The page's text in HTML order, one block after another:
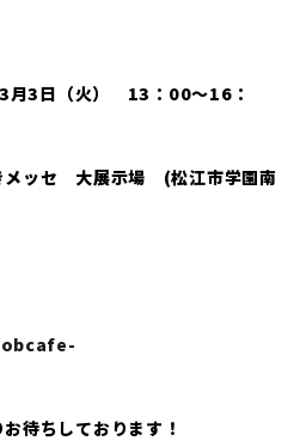
（火） 13：00～16：
セ 大展示場 (松江市学園南
待ちしております！